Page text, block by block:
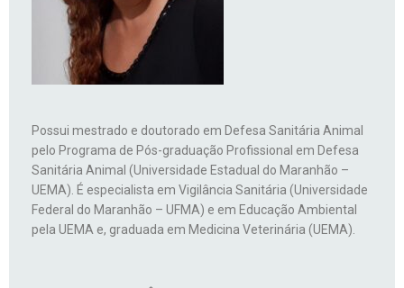
Possui mestrado e doutorado em Defesa Sanitária Animal
pelo Programa de Pós-graduação Profissional em Defesa
Sanitária Animal (Universidade Estadual do Maranhão –
UEMA). É especialista em Vigilância Sanitária (Universidade
Federal do Maranhão – UFMA) e em Educação Ambiental
pela UEMA e, graduada em Medicina Veterinária (UEMA).